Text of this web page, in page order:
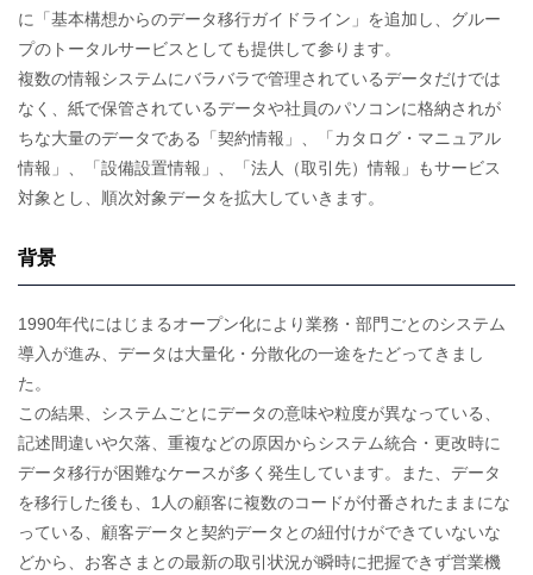
に「基本構想からのデータ移行ガイドライン」を追加し、グルー
プのトータルサービスとしても提供して参ります。
複数の情報システムにバラバラで管理されているデータだけでは
なく、紙で保管されているデータや社員のパソコンに格納されが
ちな大量のデータである「契約情報」、「カタログ・マニュアル
情報」、「設備設置情報」、「法人（取引先）情報」もサービス
対象とし、順次対象データを拡大していきます。
背景
1990年代にはじまるオープン化により業務・部門ごとのシステム
導入が進み、データは大量化・分散化の一途をたどってきまし
た。
この結果、システムごとにデータの意味や粒度が異なっている、
記述間違いや欠落、重複などの原因からシステム統合・更改時に
データ移行が困難なケースが多く発生しています。また、データ
を移行した後も、1人の顧客に複数のコードが付番されたままにな
っている、顧客データと契約データとの紐付けができていないな
どから、お客さまとの最新の取引状況が瞬時に把握できず営業機